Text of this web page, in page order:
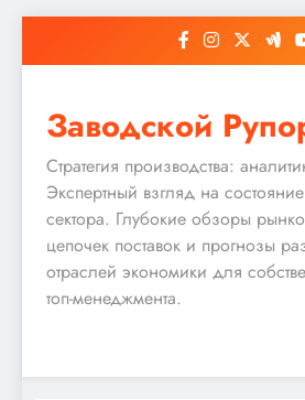
Заводской
Стратегия производства:
Экспертный взгляд на
сектора. Глубокие обзоры
цепочек поставок и прогнозы
отраслей экономики для
топ-менеджмента.